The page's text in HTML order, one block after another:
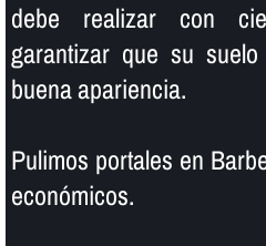
debe realizar con
garantizar que su
buena apariencia.
Pulimos portales en
económicos.